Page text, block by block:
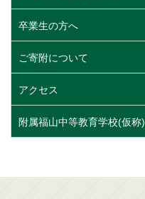
卒業生の方へ
ご寄附について
アクセス
附属福山中等教育学校(仮称)